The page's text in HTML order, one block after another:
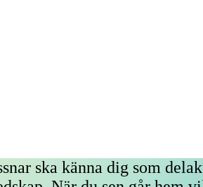
ska känna dig som